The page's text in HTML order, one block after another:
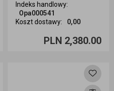
Indeks handlowy:
Opa000541
Koszt dostawy: 0,00
PLN 2,380.00
Ilość sztuk